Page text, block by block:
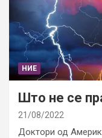
НИЕ
Што не се
21/08/2022
Доктори од